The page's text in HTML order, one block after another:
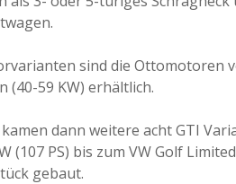
sind die Ottomotoren
(40-59 KW) erhältlich.
dann weitere acht GTI
(107 PS) bis zum VW Golf
gebaut.